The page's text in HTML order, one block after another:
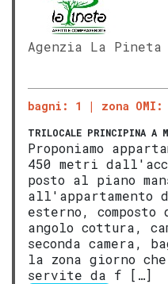
Agenzia La Pineta
bagni: 1 zona OMI:
TRILOCALE PRINCIPINA A
Proponiamo
450 metri
posto al piano
all'appartamento
esterno,
angolo cottura,
seconda camera,
la zona giorno
servite da f […]